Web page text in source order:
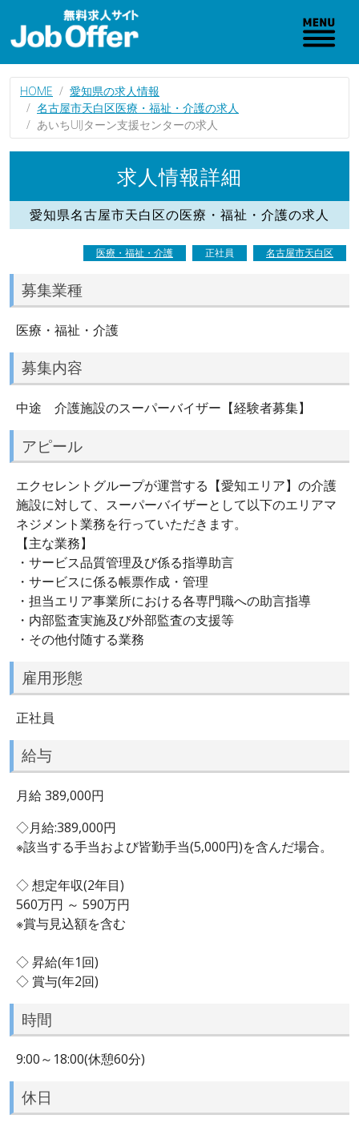
HOME
愛知県の求人情報
名古屋市天白区医療・福祉・介護の求人
あいちUIJターン支援センターの求人
求人情報詳細
愛知県名古屋市天白区の医療・福祉・介護の求人
医療・福祉・介護 正社員 名古屋市天白区
募集業種
医療・福祉・介護
募集内容
中途 介護施設のスーパーバイザー【経験者募集】
アピール
エクセレントグループが運営する【愛知エリア】の介護
施設に対して、スーパーバイザーとして以下のエリアマ
ネジメント業務を行っていただきます。
【主な業務】
・サービス品質管理及び係る指導助言
・サービスに係る帳票作成・管理
・担当エリア事業所における各専門職への助言指導
・内部監査実施及び外部監査の支援等
・その他付随する業務
雇用形態
正社員
給与
月給 389,000円
◇月給:389,000円
※該当する手当および皆勤手当(5,000円)を含んだ場合。
◇ 想定年収(2年目)
560万円 ～ 590万円
※賞与見込額を含む
◇ 昇給(年1回)
◇ 賞与(年2回)
時間
9:00～18:00(休憩60分)
休日